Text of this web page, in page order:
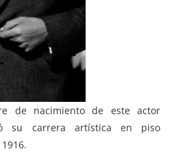
de nacimiento de este actor
su carrera artística en piso